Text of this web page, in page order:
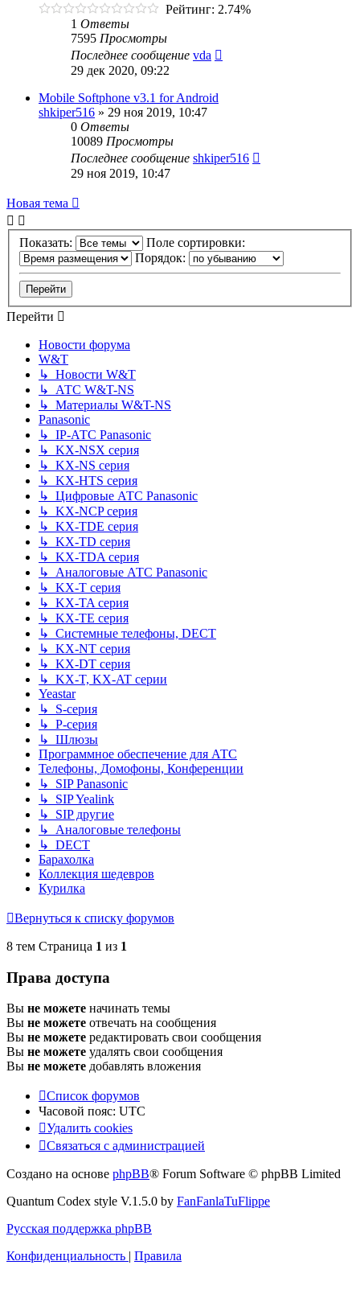
Рейтинг: 2.74%
1 Ответы
7595 Просмотры
Последнее сообщение vda
29 дек 2020, 09:22
Mobile Softphone v3.1 for Android
shkiper516 » 29 ноя 2019, 10:47
0 Ответы
10089 Просмотры
Последнее сообщение shkiper516
29 ноя 2019, 10:47
Новая тема
Показать:
Поле сортировки:
Порядок:
Перейти
Новости форума
W&T
↳ Новости W&T
↳ АТС W&T-NS
↳ Материалы W&T-NS
Panasonic
↳ IP-АТС Panasonic
↳ KX-NSX серия
↳ KX-NS серия
↳ KX-HTS серия
↳ Цифровые АТС Panasonic
↳ KX-NCP серия
↳ KX-TDE серия
↳ KX-TD серия
↳ KX-TDA серия
↳ Аналоговые АТС Panasonic
↳ KX-T серия
↳ KX-TA серия
↳ KX-TE серия
↳ Системные телефоны, DECT
↳ KX-NT серия
↳ KX-DT серия
↳ KX-T, KX-AT серии
Yeastar
↳ S-серия
↳ P-серия
↳ Шлюзы
Программное обеспечение для АТС
Телефоны, Домофоны, Конференции
↳ SIP Panasonic
↳ SIP Yealink
↳ SIP другие
↳ Аналоговые телефоны
↳ DECT
Барахолка
Коллекция шедевров
Курилка
Вернуться к списку форумов
8 тем Страница 1 из 1
Права доступа
Вы не можете начинать темы
Вы не можете отвечать на сообщения
Вы не можете редактировать свои сообщения
Вы не можете удалять свои сообщения
Вы не можете добавлять вложения
Список форумов
Часовой пояс: UTC
Удалить cookies
Связаться с администрацией
Создано на основе phpBB® Forum Software © phpBB Limited
Quantum Codex style V.1.5.0 by FanFanlaTuFlippe
Русская поддержка phpBB
Конфиденциальность | Правила